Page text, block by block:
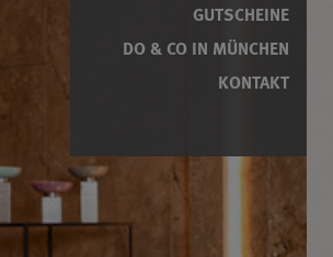
GUTSCHEINE
DO & CO IN MÜNCHEN
KONTAKT